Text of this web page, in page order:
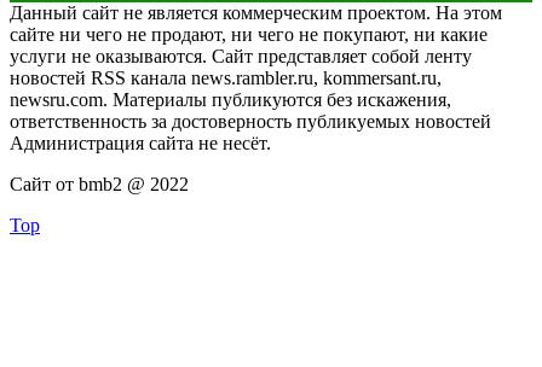
Данный сайт не является коммерческим проектом. На этом
сайте ни чего не продают, ни чего не покупают, ни какие
услуги не оказываются. Сайт представляет собой ленту
новостей RSS канала news.rambler.ru, kommersant.ru,
newsru.com. Материалы публикуются без искажения,
ответственность за достоверность публикуемых новостей
Администрация сайта не несёт.
Сайт от bmb2 @ 2022
Top